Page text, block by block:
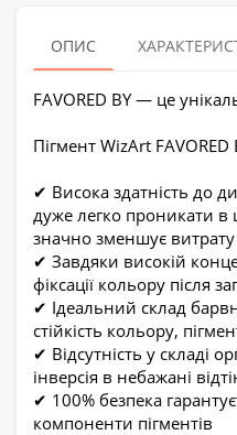
ОПИС
FAVORED BY — це
Пігмент WizArt
✔ Висока здатність до
дуже легко проникати в
значно зменшує витрату
✔ Завдяки високій
фіксації кольору після
✔ Ідеальний склад
стійкість кольору,
✔ Відсутність у складі
інверсія в небажані
✔ 100% безпека
компоненти пігментів